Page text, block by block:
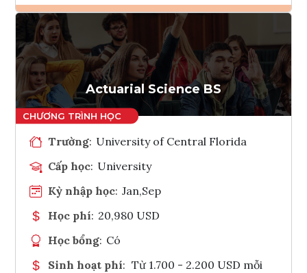
Ghi danh
Tham vấn Interlink
Actuarial Science BS
Trường: University of Central Florida
Cấp học: University
Kỳ nhập học: Jan,Sep
Học phí: 20,980 USD
Học bổng: Có
Sinh hoạt phí: Từ 1.700 - 2.200 USD mỗi